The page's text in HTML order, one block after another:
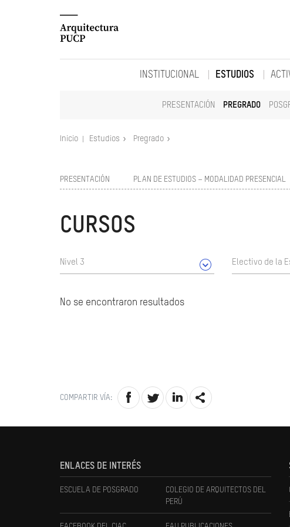
INSTITUCIONAL ESTUDIOS
PRESENTACIÓN PREGRADO
Inicio Estudios Pregrado
PRESENTACIÓN PLAN DE ESTUDIOS – MODALIDAD PRESENCIAL
CURSOS
Nivel 3 Electivo de la
No se encontraron resultados
COMPARTIR VÍA:
ENLACES DE INTERÉS
ESCUELA DE POSGRADO
COLEGIO DE ARQUITECTOS DEL
PERÚ